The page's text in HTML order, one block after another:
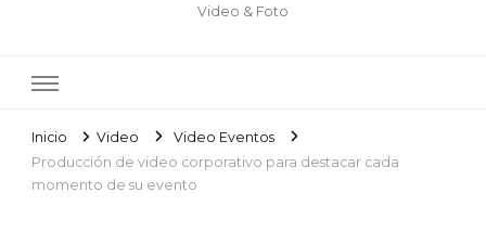
Video & Foto
Inicio Video
Video Eventos
Producción de video corporativo para destacar cada
momento de su evento